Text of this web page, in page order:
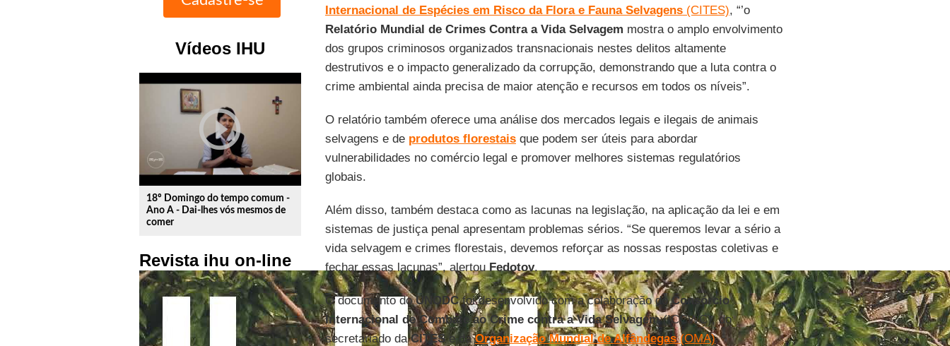
Vídeos IHU
play_circle_outline
18º Domingo do tempo comum -
Ano A - Dai-lhes vós mesmos de
comer
Revista ihu on-line
Internacional de Espécies em Risco da Flora e Fauna Selvagens(CITES), “’o
Relatório Mundial de Crimes Contra a Vida Selvagem mostra o amplo envolvimento
dos grupos criminosos organizados transnacionais nestes delitos altamente
destrutivos e o impacto generalizado da corrupção, demonstrando que a luta contra o
crime ambiental ainda precisa de maior atenção e recursos em todos os níveis”.
O relatório também oferece uma análise dos mercados legais e ilegais de animais
selvagens e de produtos florestaisque podem ser úteis para abordar
vulnerabilidades no comércio legal e promover melhores sistemas regulatórios
globais.
Além disso, também destaca como as lacunas na legislação, na aplicação da lei e em
sistemas de justiça penal apresentam problemas sérios. “Se queremos levar a sério a
vida selvagem e crimes florestais, devemos reforçar as nossas respostas coletivas e
fechar essas lacunas”, alertouFedotov.
O documento doUNODCfoi desenvolvido com a colaboração doConsórcio
Internacional de Combate ao Crime contra a Vida Selvagem(ICCWC), do
secretariado daCITESe daOrganização Mundial de Alfândegas(OMA).